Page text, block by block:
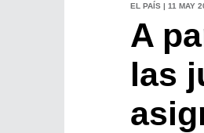
EL PAÍS | 11 MAY
A
las